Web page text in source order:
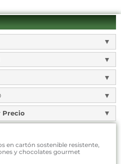
Precio
en cartón sostenible resistente,
y chocolates gourmet